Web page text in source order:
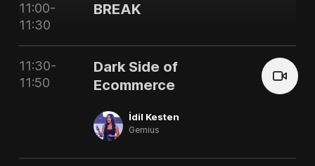
11:00-
11:30
BREAK
11:30-
11:50
Dark Side of
Ecommerce
İdil Kesten
Gemius